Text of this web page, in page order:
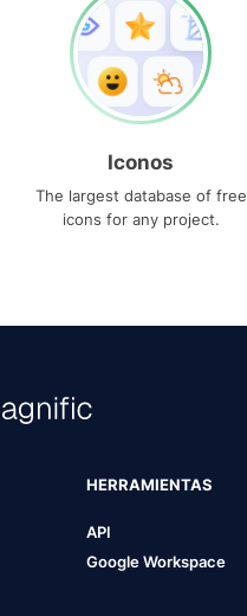
Iconos
The largest database of free
icons for any project.
HERRAMIENTAS
API
Google Workspace